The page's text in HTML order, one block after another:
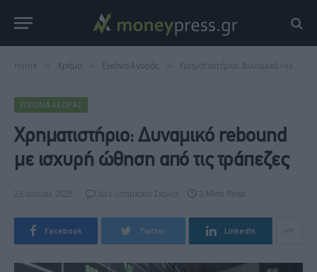
Home Χρήμα Εικόνα Αγοράς Χρηματιστήριο: Δυναμικό rebound με ισχυρή ώθηση από τις τράπεζες
ΕΙΚΌΝΑ ΑΓΟΡΆΣ
Χρηματιστήριο: Δυναμικό rebound
με ισχυρή ώθηση από τις τράπεζες
23 Ιουνίου, 2025 Δεν υπάρχουν Σχόλια 3 Mins Read
Facebook Twitter LinkedIn